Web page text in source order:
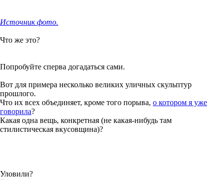
Источник фото.
Что же это?
Попробуйте сперва догадаться сами.
Вот для примера несколько великих уличных скульптур
прошлого.
Что их всех объединяет, кроме того порыва, о котором я уже
говорила?
Какая одна вещь, конкретная (не какая-нибудь там
стилистическая вкусовщина)?
Уловили?